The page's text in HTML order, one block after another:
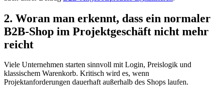
2. Woran man erkennt, dass ein normaler
B2B-Shop im Projektgeschäft nicht mehr
reicht
Viele Unternehmen starten sinnvoll mit Login, Preislogik und
klassischem Warenkorb. Kritisch wird es, wenn
Projektanforderungen dauerhaft außerhalb des Shops laufen.